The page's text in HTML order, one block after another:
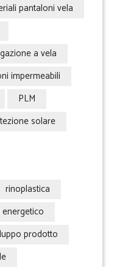
pantaloni vela
a vela
impermeabili
PLM
solare
rinoplastica
prodotto